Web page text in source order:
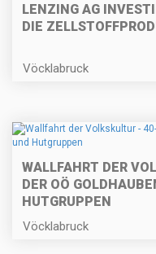
LENZING AG
DIE
Vöcklabruck
WALLFAHRT DER
DER OÖ
HUTGRUPPEN
Vöcklabruck